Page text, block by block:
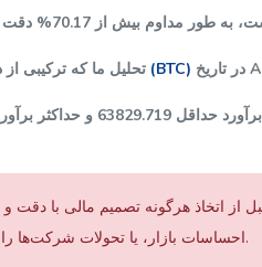
به طور مداوم بیش از 70.17%
دقت
تحلیل ما که ترکیبی بیت کوین (BTC)
برآورد حداقل 63829.719 و حداکثر
از اتخاذ هرگونه تصمیم مالی با دقت
احساسات بازار، یا تحولات شرکت‌ها را در نظر نمی‌گیرند. ما به شدت توصیه می‌کنیم تحقیقات خود را انجام داده و همه عوامل مربوطه را در نظر بگیرید.